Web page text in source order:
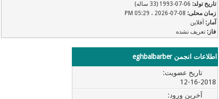
تاریخ تولد: 06-07-1993 (33 ساله)
زمان محلی: 08-07-2026 ، 05:29 PM
آمار: آفلاین
فاز: تعریف نشده
اطلاعات انجمن eghbalbarber
تاریخ عضویت:
12-16-2018
آخرین ورود: